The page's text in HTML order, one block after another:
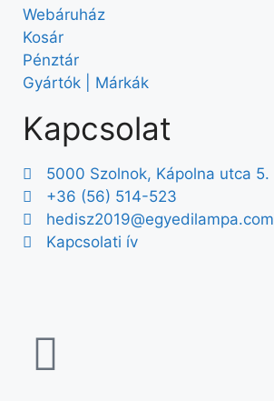
Webáruház
Kosár
Pénztár
Gyártók | Márkák
Kapcsolat
5000 Szolnok, Kápolna utca 5.
+36 (56) 514-523
hedisz2019@egyedilampa.com
Kapcsolati ív